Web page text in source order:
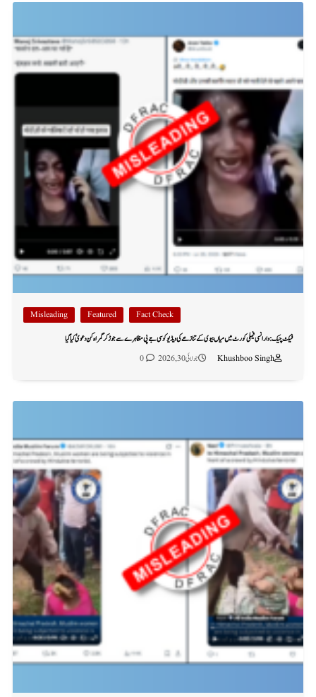
Fact Check
Featured
Misleading
فیکٹ چیک: وارانسی فیملی کورٹ میں میاں بیوی کے تنازعے کی ویڈیو کو سی جے پی مظاہرے سے جوڑ کر گمراہ کن دعویٰ کیا گیا
Khushboo Singh
جولائی 30, 2026 0